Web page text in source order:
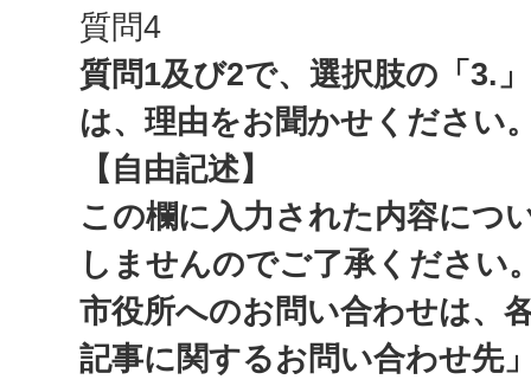
質問4
質問1及び2で、選択肢の「3.
は、理由をお聞かせください
【自由記述】
この欄に入力された内容につ
しませんのでご了承ください
市役所へのお問い合わせは、
記事に関するお問い合わせ先